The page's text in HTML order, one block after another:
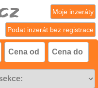
Podat inzerát bez registrace
Moje inzeráty